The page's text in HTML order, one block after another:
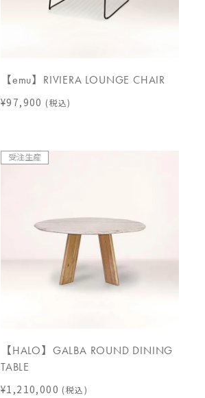
【emu】RIVIERA LOUNGE CHAIR
¥97,900 (税込)
受注生産
【HALO】GALBA ROUND DINING
TABLE
¥1,210,000 (税込)